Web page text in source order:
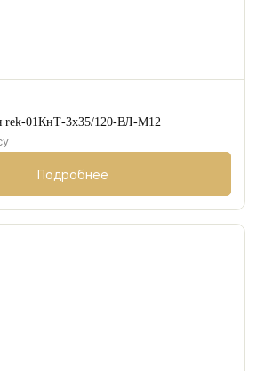
rek-01КнТ-3х35/120-ВЛ-М12
Подробнее